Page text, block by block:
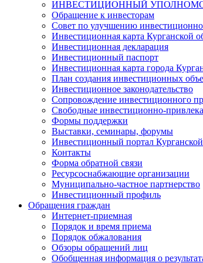
ИНВЕСТИЦИОННЫЙ
Обращение к инвесторам
Совет по улучшению
Инвестиционная карта Курганской
Инвестиционная декларация
Инвестиционный паспорт
Инвестиционная карта города
План создания инвестиционных
Инвестиционное законодательство
Сопровождение инвестиционного
Свободные инвестиционно-
Формы поддержки
Выставки, семинары, форумы
Инвестиционный портал Курганской
Контакты
Форма обратной связи
Ресурсоснабжающие организации
Муниципально-частное партнерство
Инвестиционный профиль
Обращения граждан
Интернет-приемная
Порядок и время приема
Порядок обжалования
Обзоры обращений лиц
Обобщенная информация о